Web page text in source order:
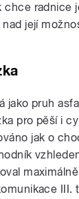
chce radnice
její
jako pruh
pro pěší i
jak o
III.